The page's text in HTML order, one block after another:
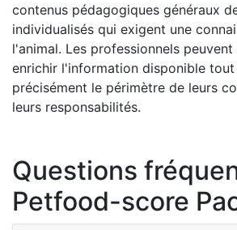
contenus pédagogiques généraux
individualisés qui exigent une
l'animal. Les professionnels
enrichir l'information disponible tout
précisément le périmètre de leurs
leurs responsabilités.
Questions
Petfood-score